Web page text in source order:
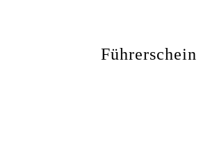
Führerschein